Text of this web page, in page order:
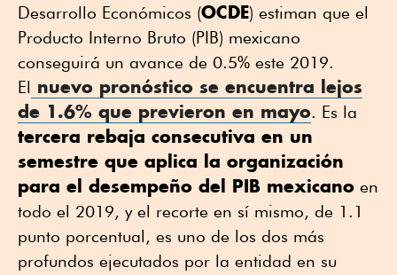
Desarrollo Económicos (OCDE) estiman que el
Producto Interno Bruto (PIB) mexicano
conseguirá un avance de 0.5% este 2019.
El nuevo pronóstico se encuentra lejos
de 1.6% que previeron en mayo. Es la
tercera rebaja consecutiva en un
semestre que aplica la organización
para el desempeño del PIB mexicano en
todo el 2019, y el recorte en sí mismo, de 1.1
punto porcentual, es uno de los dos más
profundos ejecutados por la entidad en su